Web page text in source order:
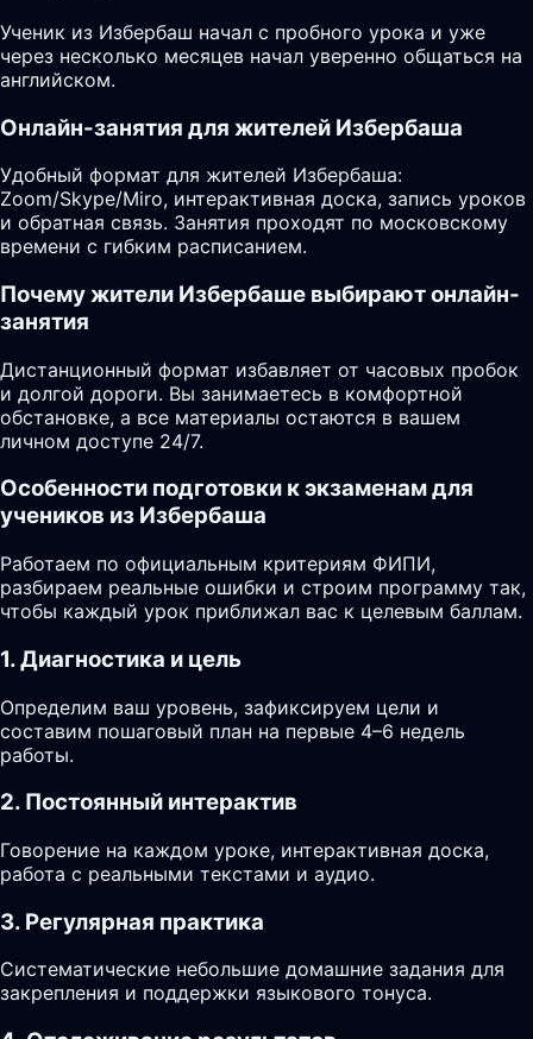
Ученик из Избербаш начал с пробного урока и уже
через несколько месяцев начал уверенно общаться на
английском.
Онлайн-занятия для жителей Избербаша
Удобный формат для жителей Избербаша:
Zoom/Skype/Miro, интерактивная доска, запись уроков
и обратная связь. Занятия проходят по московскому
времени с гибким расписанием.
Почему жители Избербаше выбирают онлайн-
занятия
Дистанционный формат избавляет от часовых пробок
и долгой дороги. Вы занимаетесь в комфортной
обстановке, а все материалы остаются в вашем
личном доступе 24/7.
Особенности подготовки к экзаменам для
учеников из Избербаша
Работаем по официальным критериям ФИПИ,
разбираем реальные ошибки и строим программу так,
чтобы каждый урок приближал вас к целевым баллам.
1. Диагностика и цель
Определим ваш уровень, зафиксируем цели и
составим пошаговый план на первые 4–6 недель
работы.
2. Постоянный интерактив
Говорение на каждом уроке, интерактивная доска,
работа с реальными текстами и аудио.
3. Регулярная практика
Систематические небольшие домашние задания для
закрепления и поддержки языкового тонуса.